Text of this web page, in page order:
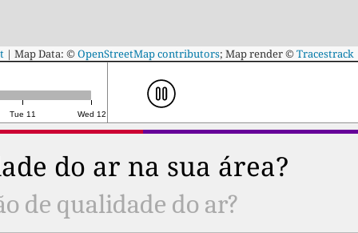
| Map Data: ©OpenStreetMap contributors; Map render ©Tracestrack
Tue 11 Wed 12
do ar na sua área?
de qualidade do ar?